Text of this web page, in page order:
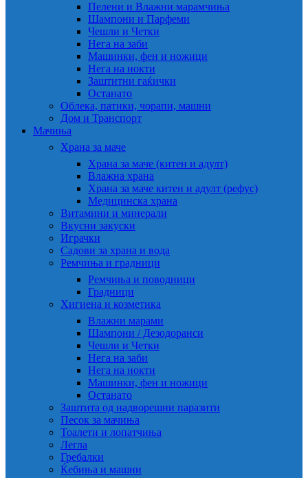
Пелени и Влажни марамчиња
Шампони и Парфеми
Чешли и Четки
Нега на заби
Машинки, фен и ножици
Нега на нокти
Заштитни гаќички
Останато
Облека, патики, чорапи, машни
Дом и Транспорт
Мачиња
Храна за маче
Храна за маче (китен и адулт)
Влажна храна
Храна за маче китен и адулт (рефус)
Медицинска храна
Витамини и минерали
Вкусни закуски
Играчки
Садови за храна и вода
Ремчиња и градници
Ремчиња и поводници
Градници
Хигиена и козметика
Влажни марами
Шампони / Дезодоранси
Чешли и Четки
Нега на заби
Нега на нокти
Машинки, фен и ножици
Останато
Заштита од надворешни паразити
Песок за мачиња
Тоалети и лопатчиња
Легла
Гребалки
Ќебиња и машни